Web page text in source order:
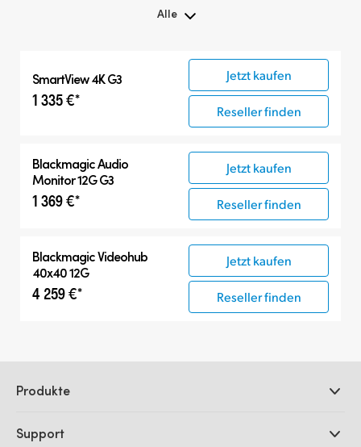
Alle
Kompatible Produkte
SmartView 4K G3
1 335 €*
Jetzt kaufen
Reseller finden
Blackmagic Audio
Monitor 12G G3
1 369 €*
Jetzt kaufen
Reseller finden
Blackmagic Videohub
40x40 12G
4 259 €*
Jetzt kaufen
Reseller finden
Produkte
DaVinci Resolve und Fusion Software
Support